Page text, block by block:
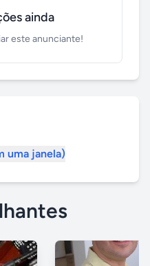
ainda
este anunciante!
uma janela)